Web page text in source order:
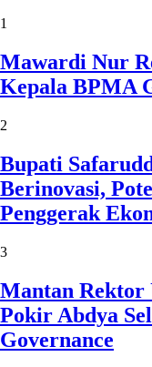
1
Mawardi Nur
Kepala BPMA
2
Bupati
Berinovasi,
Penggerak
3
Mantan Rektor
Pokir Abdya
Governance